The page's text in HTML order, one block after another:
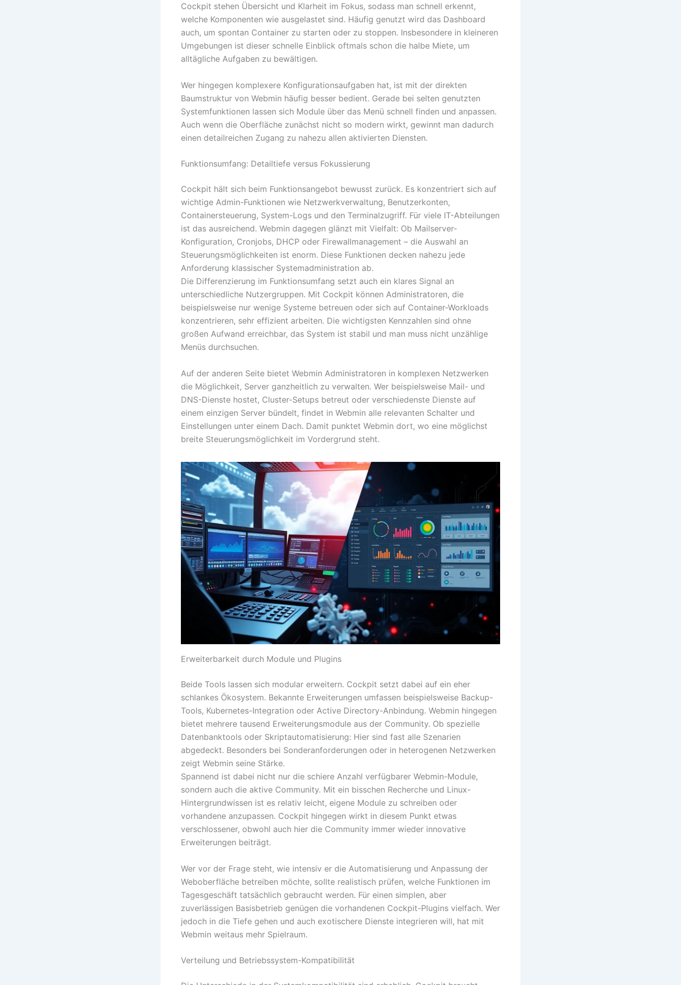
Cockpit stehen Übersicht und Klarheit im Fokus, sodass man schnell erkennt,
welche Komponenten wie ausgelastet sind. Häufig genutzt wird das Dashboard
auch, um spontan Container zu starten oder zu stoppen. Insbesondere in kleineren
Umgebungen ist dieser schnelle Einblick oftmals schon die halbe Miete, um
alltägliche Aufgaben zu bewältigen.
Wer hingegen komplexere Konfigurationsaufgaben hat, ist mit der direkten
Baumstruktur von Webmin häufig besser bedient. Gerade bei selten genutzten
Systemfunktionen lassen sich Module über das Menü schnell finden und anpassen.
Auch wenn die Oberfläche zunächst nicht so modern wirkt, gewinnt man dadurch
einen detailreichen Zugang zu nahezu allen aktivierten Diensten.
Funktionsumfang: Detailtiefe versus Fokussierung
Cockpit hält sich beim Funktionsangebot bewusst zurück. Es konzentriert sich auf
wichtige Admin-Funktionen wie Netzwerkverwaltung, Benutzerkonten,
Containersteuerung, System-Logs und den Terminalzugriff. Für viele IT-Abteilungen
ist das ausreichend. Webmin dagegen glänzt mit Vielfalt: Ob Mailserver-
Konfiguration, Cronjobs, DHCP oder Firewallmanagement – die Auswahl an
Steuerungsmöglichkeiten ist enorm. Diese Funktionen decken nahezu jede
Anforderung klassischer Systemadministration ab.
Die Differenzierung im Funktionsumfang setzt auch ein klares Signal an
unterschiedliche Nutzergruppen. Mit Cockpit können Administratoren, die
beispielsweise nur wenige Systeme betreuen oder sich auf Container-Workloads
konzentrieren, sehr effizient arbeiten. Die wichtigsten Kennzahlen sind ohne
großen Aufwand erreichbar, das System ist stabil und man muss nicht unzählige
Menüs durchsuchen.
Auf der anderen Seite bietet Webmin Administratoren in komplexen Netzwerken
die Möglichkeit, Server ganzheitlich zu verwalten. Wer beispielsweise Mail- und
DNS-Dienste hostet, Cluster-Setups betreut oder verschiedenste Dienste auf
einem einzigen Server bündelt, findet in Webmin alle relevanten Schalter und
Einstellungen unter einem Dach. Damit punktet Webmin dort, wo eine möglichst
breite Steuerungsmöglichkeit im Vordergrund steht.
Erweiterbarkeit durch Module und Plugins
Beide Tools lassen sich modular erweitern. Cockpit setzt dabei auf ein eher
schlankes Ökosystem. Bekannte Erweiterungen umfassen beispielsweise Backup-
Tools, Kubernetes-Integration oder Active Directory-Anbindung. Webmin hingegen
bietet mehrere tausend Erweiterungsmodule aus der Community. Ob spezielle
Datenbanktools oder Skriptautomatisierung: Hier sind fast alle Szenarien
abgedeckt. Besonders bei Sonderanforderungen oder in heterogenen Netzwerken
zeigt Webmin seine Stärke.
Spannend ist dabei nicht nur die schiere Anzahl verfügbarer Webmin-Module,
sondern auch die aktive Community. Mit ein bisschen Recherche und Linux-
Hintergrundwissen ist es relativ leicht, eigene Module zu schreiben oder
vorhandene anzupassen. Cockpit hingegen wirkt in diesem Punkt etwas
verschlossener, obwohl auch hier die Community immer wieder innovative
Erweiterungen beiträgt.
Wer vor der Frage steht, wie intensiv er die Automatisierung und Anpassung der
Weboberfläche betreiben möchte, sollte realistisch prüfen, welche Funktionen im
Tagesgeschäft tatsächlich gebraucht werden. Für einen simplen, aber
zuverlässigen Basisbetrieb genügen die vorhandenen Cockpit-Plugins vielfach. Wer
jedoch in die Tiefe gehen und auch exotischere Dienste integrieren will, hat mit
Webmin weitaus mehr Spielraum.
Verteilung und Betriebssystem-Kompatibilität